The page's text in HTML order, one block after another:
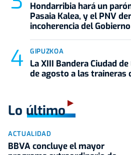
Hondarribia hará un
Pasaia Kalea, y el PNV
incoherencia del
GIPUZKOA
La XIII Bandera Ciudad
de agosto a las traineras
Lo último
ACTUALIDAD
BBVA concluye el mayor